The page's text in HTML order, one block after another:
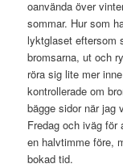
oanvända över
sommar. Hur som
lyktglaset eftersom
bromsarna, ut och
röra sig lite mer
kontrollerade om
bägge sidor när jag
Fredag och iväg
en halvtimme före,
bokad tid.